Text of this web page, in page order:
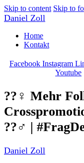
Skip to content Skip to
Daniel Zoll
Home
Kontakt
Facebook Instagram
Youtube
??‍♀️ Mehr
??‍♂️ |
Daniel Zoll